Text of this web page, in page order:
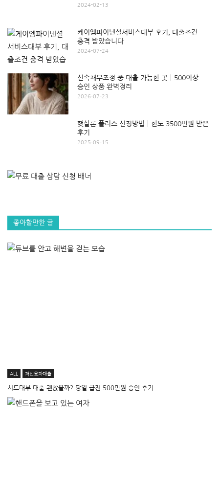
2024-02-13
케이엠파이낸셜서비스대부 후기, 대출조건
충격 받았습니다
2024-07-24
신속채무조정 중 대출 가능한 곳│500이상
승인 상품 완벽정리
2026-07-23
햇살론 플러스 신청방법│한도 3500만원 받은
후기
2025-09-15
좋아할만한 글
ALL 저신용자대출
시드대부 대출 괜찮을까? 당일 급전 500만원 승인 후기